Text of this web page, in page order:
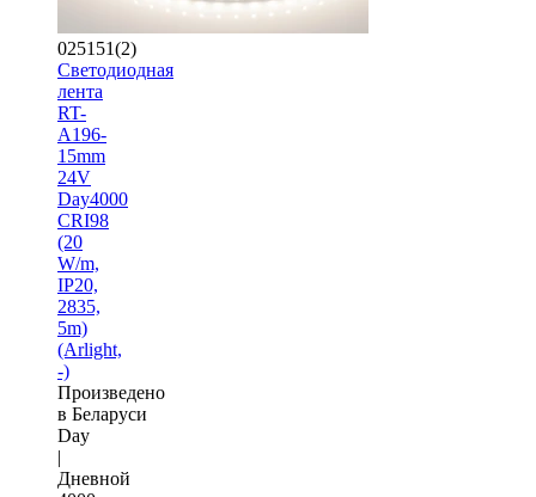
025151(2)
Светодиодная
лента
RT-
A196-
15mm
24V
Day4000
CRI98
(20
W/m,
IP20,
2835,
5m)
(Arlight,
-)
Произведено
в Беларуси
Day
|
Дневной